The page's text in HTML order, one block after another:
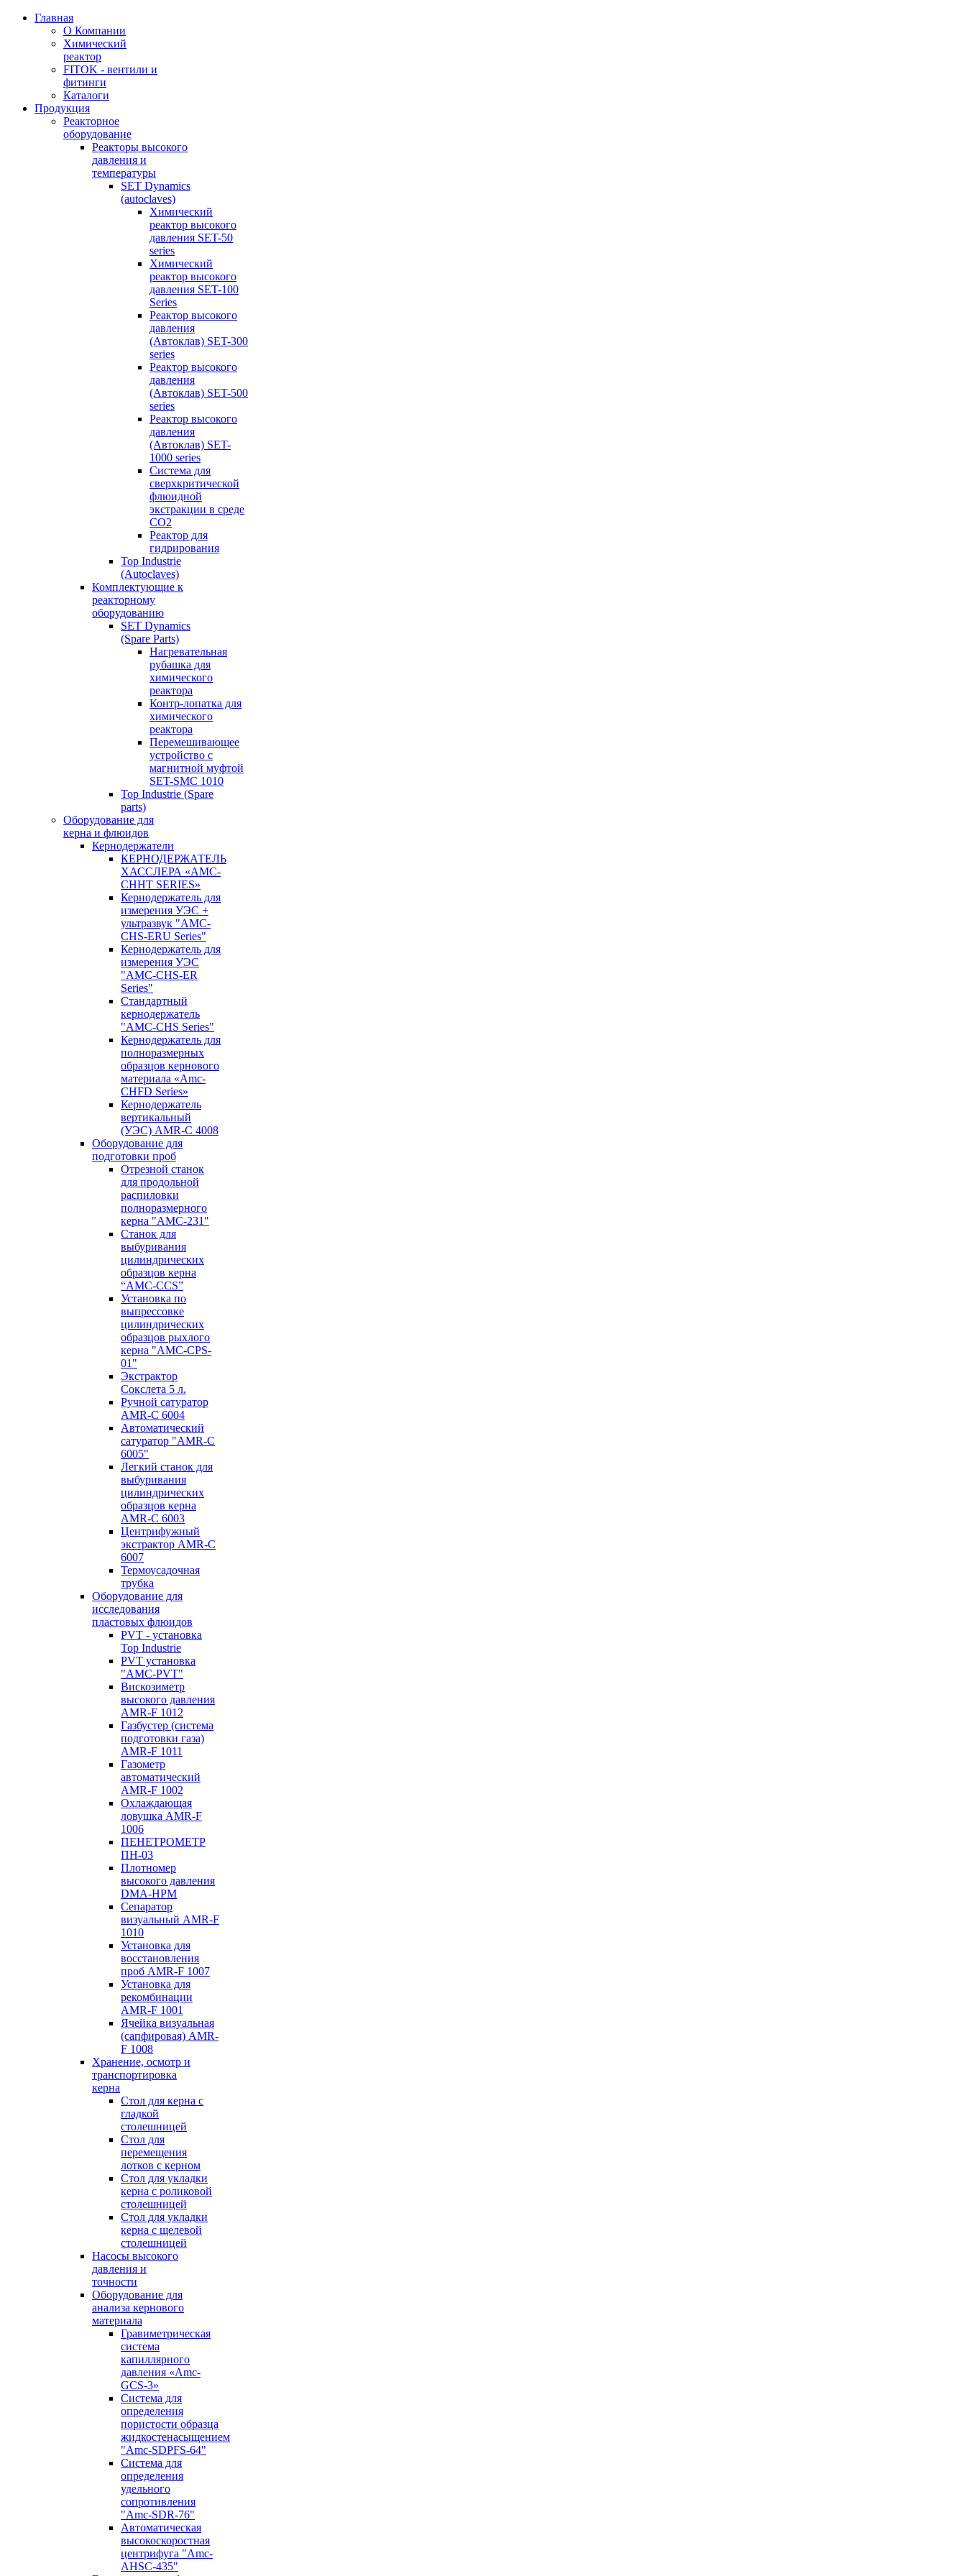
Главная
О Компании
Химический
реактор
FITOK - вентили и
фитинги
Каталоги
Продукция
Реакторное
оборудование
Реакторы высокого
давления и
температуры
SET Dynamics
(autoclaves)
Химический
реактор высокого
давления SET-50
series
Химический
реактор высокого
давления SET-100
Series
Реактор высокого
давления
(Автоклав) SET-300
series
Реактор высокого
давления
(Автоклав) SET-500
series
Реактор высокого
давления
(Автоклав) SET-
1000 series
Система для
сверхкритической
флюидной
экстракции в среде
СО2
Реактор для
гидрирования
Top Industrie
(Autoclaves)
Комплектующие к
реакторному
оборудованию
SET Dynamics
(Spare Parts)
Нагревательная
рубашка для
химического
реактора
Контр-лопатка для
химического
реактора
Перемешивающее
устройство с
магнитной муфтой
SET-SMC 1010
Top Industrie (Spare
parts)
Оборудование для
керна и флюидов
Кернодержатели
КЕРНОДЕРЖАТЕЛЬ
ХАССЛЕРА «AMC-
CHHT SERIES»
Кернодержатель для
измерения УЭС +
ультразвук "AMC-
CHS-ERU Series"
Кернодержатель для
измерения УЭС
"AMC-CHS-ER
Series"
Стандартный
кернодержатель
"AMC-CHS Series"
Кернодержатель для
полноразмерных
образцов кернового
материала «Amc-
CHFD Series»
Кернодержатель
вертикальный
(УЭС) AMR-C 4008
Оборудование для
подготовки проб
Отрезной станок
для продольной
распиловки
полноразмерного
керна "AMC-231"
Станок для
выбуривания
цилиндрических
образцов керна
“AMC-CCS”
Установка по
выпресcовке
цилиндрических
образцов рыхлого
керна "AMC-CPS-
01"
Экстрактор
Сокслета 5 л.
Ручной сатуратор
AMR-C 6004
Автоматический
сатуратор "AMR-C
6005"
Легкий станок для
выбуривания
цилиндрических
образцов керна
AMR-C 6003
Центрифужный
экстрактор AMR-C
6007
Термоусадочная
трубка
Оборудование для
исследования
пластовых флюидов
PVT - установка
Top Industrie
PVT установка
"AMC-PVT"
Вискозиметр
высокого давления
AMR-F 1012
Газбустер (система
подготовки газа)
AMR-F 1011
Газометр
автоматический
AMR-F 1002
Охлаждающая
ловушка AMR-F
1006
ПЕНЕТРОМЕТР
ПН-03
Плотномер
высокого давления
DMA-HPM
Сепаратор
визуальный AMR-F
1010
Установка для
восстановления
проб AMR-F 1007
Установка для
рекомбинации
AMR-F 1001
Ячейка визуальная
(сапфировая) AMR-
F 1008
Хранение, осмотр и
транспортировка
керна
Стол для керна с
гладкой
столешницей
Стол для
перемещения
лотков с керном
Стол для укладки
керна с роликовой
столешницей
Стол для укладки
керна с щелевой
столешницей
Насосы высокого
давления и
точности
Оборудование для
анализа кернового
материала
Гравиметрическая
система
капиллярного
давления «Amc-
GCS-3»
Система для
определения
пористости образца
жидкостенасыщением
"Amc-SDPFS-64"
Система для
определения
удельного
сопротивления
"Amc-SDR-76"
Автоматическая
высокоскоростная
центрифуга "Amc-
AHSC-435"